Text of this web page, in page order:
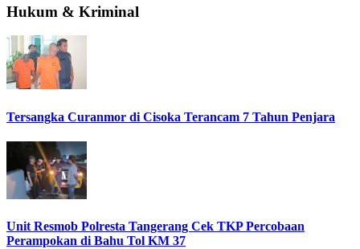
Hukum & Kriminal
Tersangka Curanmor di Cisoka Terancam 7 Tahun Penjara
Unit Resmob Polresta Tangerang Cek TKP Percobaan
Perampokan di Bahu Tol KM 37